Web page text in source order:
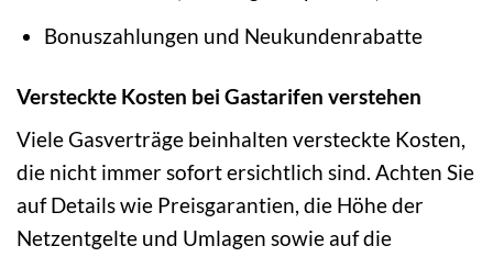
Bonuszahlungen und Neukundenrabatte
Versteckte Kosten bei Gastarifen verstehen
Viele Gasverträge beinhalten versteckte Kosten,
die nicht immer sofort ersichtlich sind. Achten Sie
auf Details wie Preisgarantien, die Höhe der
Netzentgelte und Umlagen sowie auf die